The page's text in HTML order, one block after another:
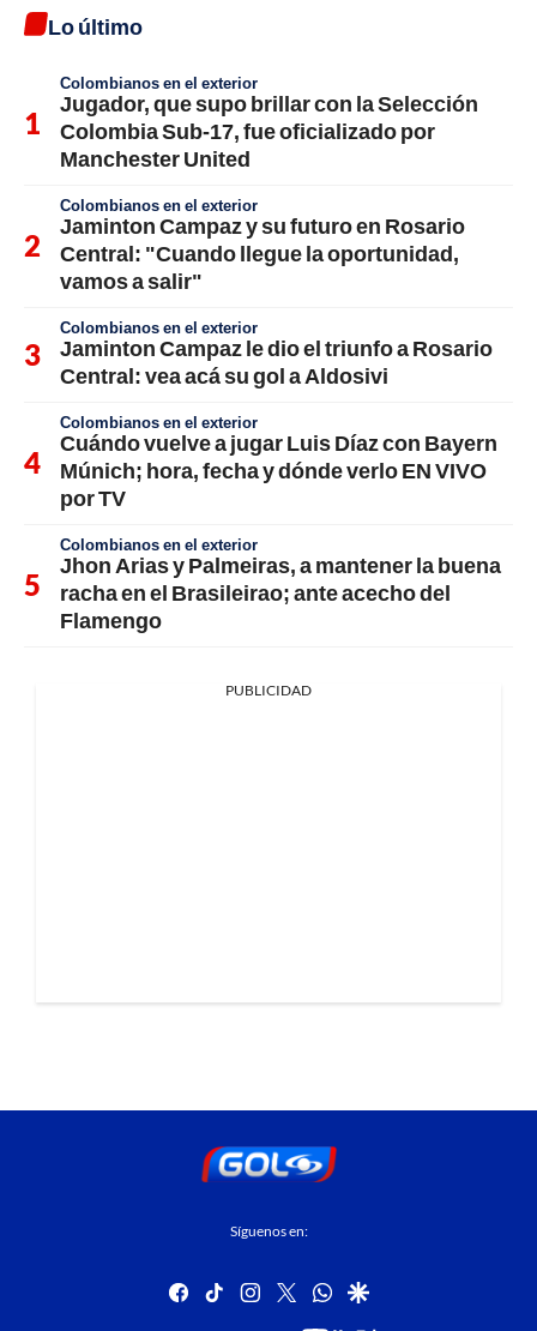
Lo último
Colombianos en el exterior
Jugador, que supo brillar con la Selección
Colombia Sub-17, fue oficializado por
Manchester United
Colombianos en el exterior
Jaminton Campaz y su futuro en Rosario
Central: "Cuando llegue la oportunidad,
vamos a salir"
Colombianos en el exterior
Jaminton Campaz le dio el triunfo a Rosario
Central: vea acá su gol a Aldosivi
Colombianos en el exterior
Cuándo vuelve a jugar Luis Díaz con Bayern
Múnich; hora, fecha y dónde verlo EN VIVO
por TV
Colombianos en el exterior
Jhon Arias y Palmeiras, a mantener la buena
racha en el Brasileirao; ante acecho del
Flamengo
PUBLICIDAD
Síguenos en:
facebook
tiktok instagram
twitterwhatsapp
google